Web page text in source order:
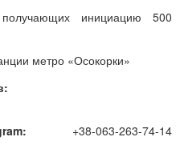
инициацию 500
метро «Осокорки»
+38-063-263-74-14